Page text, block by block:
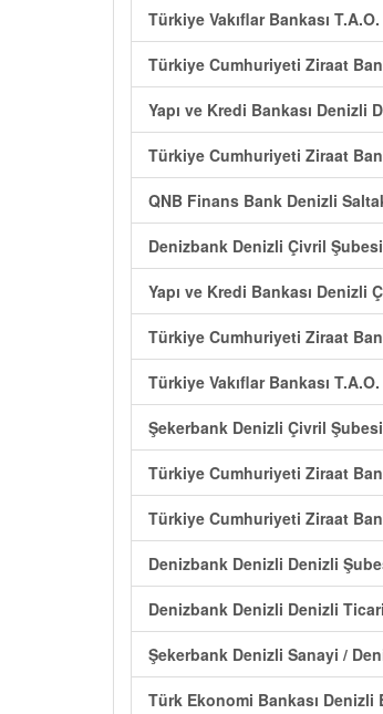
Türkiye Vakıflar Bankası
Türkiye Cumhuriyeti Ziraat
Yapı ve Kredi Bankası Denizli
Türkiye Cumhuriyeti Ziraat
QNB Finans Bank Denizli
Denizbank Denizli Çivril Şubesi
Yapı ve Kredi Bankası Denizli
Türkiye Cumhuriyeti Ziraat
Türkiye Vakıflar Bankası
Şekerbank Denizli Çivril Şubesi
Türkiye Cumhuriyeti Ziraat
Türkiye Cumhuriyeti Ziraat
Denizbank Denizli Denizli
Denizbank Denizli Denizli
Şekerbank Denizli Sanayi /
Türk Ekonomi Bankası Denizli